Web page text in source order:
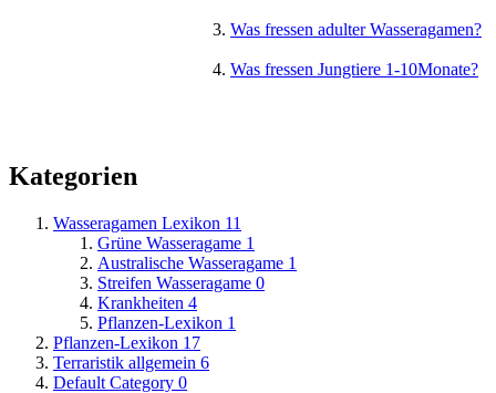
Was fressen adulter Wasseragamen?
Was fressen Jungtiere 1-10Monate?
Kategorien
Wasseragamen Lexikon 11
Grüne Wasseragame 1
Australische Wasseragame 1
Streifen Wasseragame 0
Krankheiten 4
Pflanzen-Lexikon 1
Pflanzen-Lexikon 17
Terraristik allgemein 6
Default Category 0